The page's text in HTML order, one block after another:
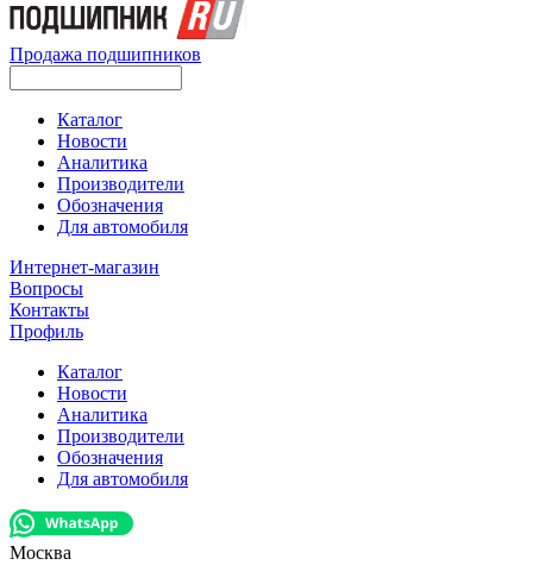
Продажа подшипников
Каталог
Новости
Аналитика
Производители
Обозначения
Для автомобиля
Интернет-магазин
Вопросы
Контакты
Профиль
Каталог
Новости
Аналитика
Производители
Обозначения
Для автомобиля
Москва